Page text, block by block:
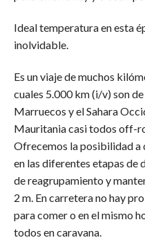
Ideal temperatura en esta
inolvidable.
Es un viaje de muchos
cuales 5.000 km (i/v) son
Marruecos y el Sahara
Mauritania casi todos off-
Ofrecemos la posibilidad a
en las diferentes etapas de
de reagrupamiento y
2 m. En carretera no hay
para comer o en el mismo
todos en caravana.